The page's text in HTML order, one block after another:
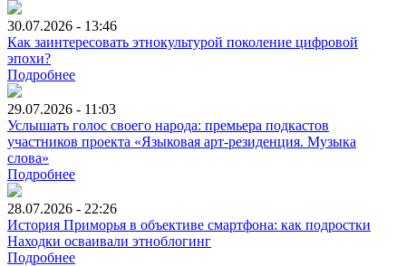
30.07.2026 - 13:46
Как заинтересовать этнокультурой поколение цифровой
эпохи?
Подробнее
29.07.2026 - 11:03
Услышать голос своего народа: премьера подкастов
участников проекта «Языковая арт-резиденция. Музыка
слова»
Подробнее
28.07.2026 - 22:26
История Приморья в объективе смартфона: как подростки
Находки осваивали этноблогинг
Подробнее